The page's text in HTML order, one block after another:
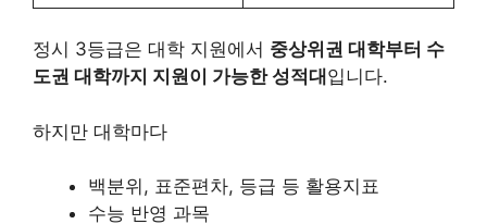
정시 3등급은 대학 지원에서 중상위권 대학부터 수
도권 대학까지 지원이 가능한 성적대 입니다.
하지만 대학마다
백분위, 표준편차, 등급 등 활용지표
수능 반영 과목